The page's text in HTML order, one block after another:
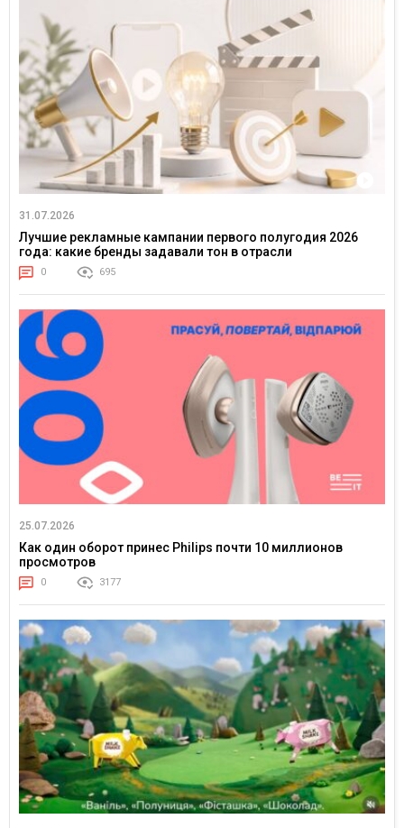
31.07.2026
Лучшие рекламные кампании первого полугодия 2026
года: какие бренды задавали тон в отрасли
0 695
25.07.2026
Как один оборот принес Philips почти 10 миллионов
просмотров
0 3177